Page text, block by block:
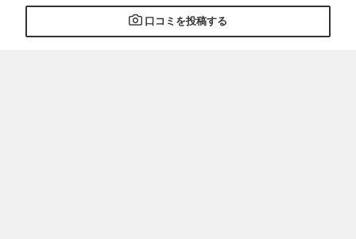
口コミを投稿する